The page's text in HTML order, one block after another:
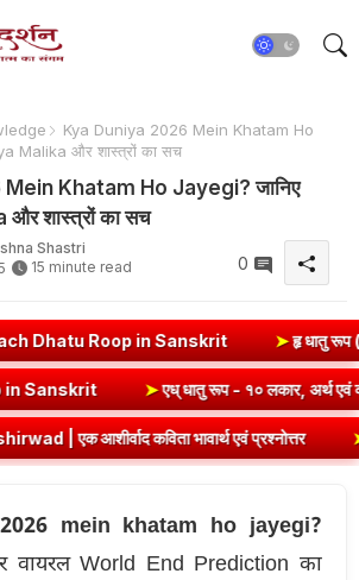
Kya Duniya 2026 Mein Khatam Ho
Malika और शास्त्रों का सच
Khatam Ho Jayegi? जानिए
शास्त्रों का सच
Shastri
15 minute read 0
in Sanskrit ➤हृ धातु रूप (उभयपदी) - १०
| Sev Dhatu Roop in Sanskrit ➤एध् धातु
भावार्थ एवं प्रश्नोत्तर ➤Class 8 Hindi
mein khatam ho jayegi?
वायरल World End Prediction का